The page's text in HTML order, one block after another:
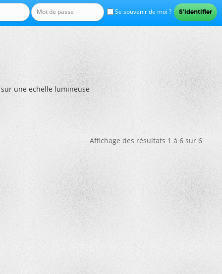
Se souvenir de moi ?
une echelle lumineuse
Affichage des résultats 1 à 6 sur 6